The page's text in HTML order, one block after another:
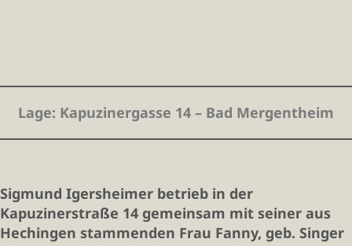
Lage: Kapuzinergasse 14 – Bad Mergentheim
Sigmund Igersheimer betrieb in der
Kapuzinerstraße 14 gemeinsam mit seiner aus
Hechingen stammenden Frau Fanny, geb. Singer